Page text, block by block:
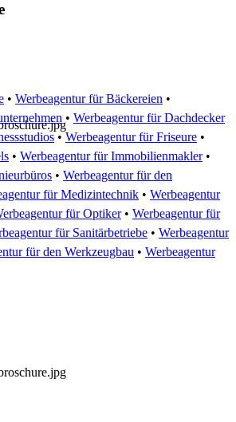
• Werbeagentur für Bäckereien •
• Werbeagentur für Dachdecker
• Werbeagentur für Friseure •
• Werbeagentur für Immobilienmakler•
• Werbeagentur für den
für Medizintechnik • Werbeagentur
für Optiker• Werbeagentur für
für Sanitärbetriebe • Werbeagentur
für den Werkzeugbau • Werbeagentur